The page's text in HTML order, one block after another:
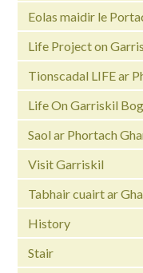
Eolas maidir le
Life Project on
Tionscadal LIFE ar
Life On Garriskil Bog
Saol ar Phortach
Visit Garriskil
Tabhair cuairt ar
History
Stair